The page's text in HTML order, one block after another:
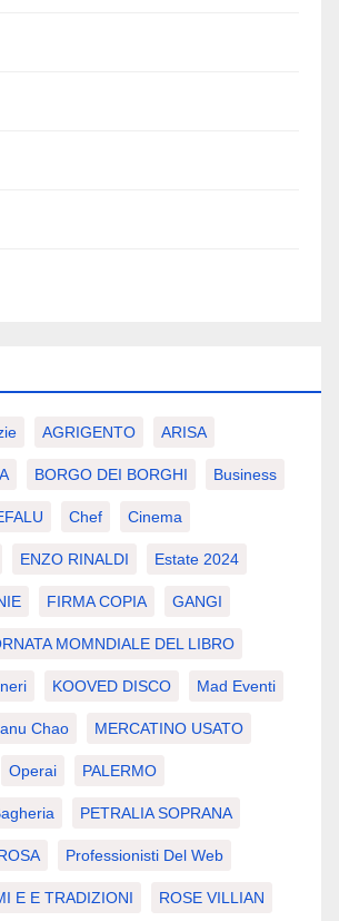
AGRIGENTO ARISA
BORGO DEI BORGHI Business
Chef Cinema
ENZO RINALDI Estate 2024
FIRMA COPIA GANGI
MOMNDIALE DEL LIBRO
KOOVED DISCO Mad Eventi
Chao MERCATINO USATO
Operai PALERMO
PETRALIA SOPRANA
Professionisti Del Web
E E TRADIZIONI ROSE VILLIAN